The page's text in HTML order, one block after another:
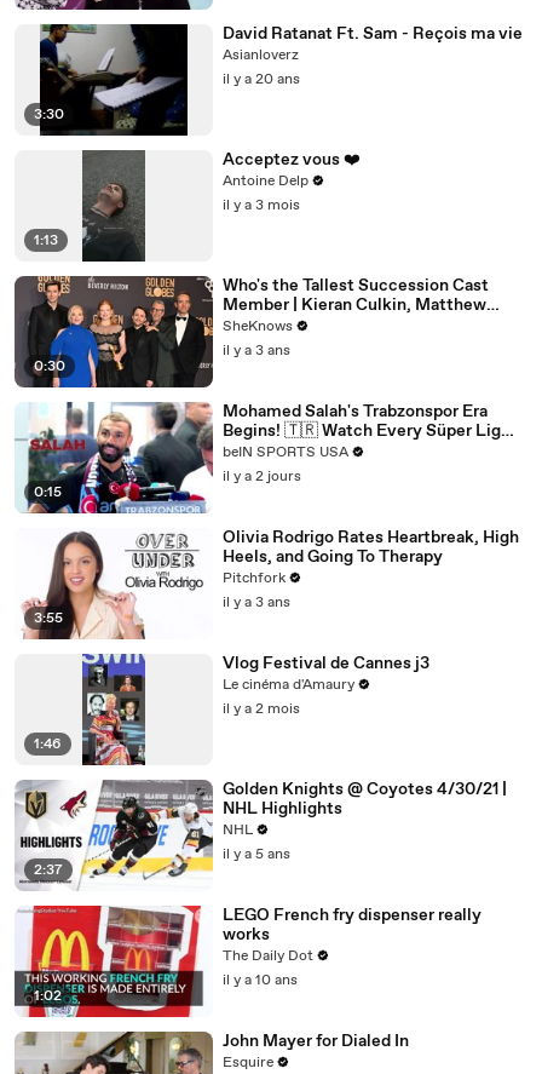
3:30
David Ratanat Ft. Sam - Reçois ma vie
Asianloverz
il y a 20 ans
1:13
Acceptez vous ❤️
Antoine Delp
il y a 3 mois
0:30
Who's the Tallest Succession Cast
Member | Kieran Culkin, Matthew
Macfadyen, Nicholas Braun
SheKnows
il y a 3 ans
0:15
Mohamed Salah's Trabzonspor Era
Begins! 🇹🇷 Watch Every Süper Lig
Match on beIN SPORTS
beIN SPORTS USA
il y a 2 jours
3:55
Olivia Rodrigo Rates Heartbreak, High
Heels, and Going To Therapy
Pitchfork
il y a 3 ans
1:46
Vlog Festival de Cannes j3
Le cinéma d'Amaury
il y a 2 mois
2:37
Golden Knights @ Coyotes 4/30/21 |
NHL Highlights
NHL
il y a 5 ans
1:02
LEGO French fry dispenser really
works
The Daily Dot
il y a 10 ans
John Mayer for Dialed In
Esquire